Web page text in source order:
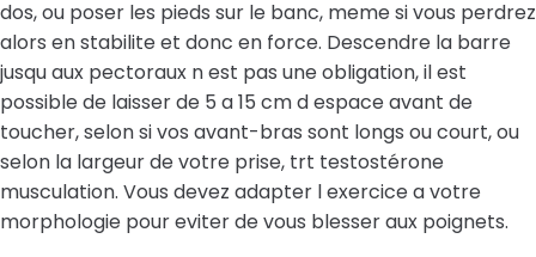
dos, ou poser les pieds sur le banc, meme si vous perdrez
alors en stabilite et donc en force. Descendre la barre
jusqu aux pectoraux n est pas une obligation, il est
possible de laisser de 5 a 15 cm d espace avant de
toucher, selon si vos avant-bras sont longs ou court, ou
selon la largeur de votre prise, trt testostérone
musculation. Vous devez adapter l exercice a votre
morphologie pour eviter de vous blesser aux poignets.